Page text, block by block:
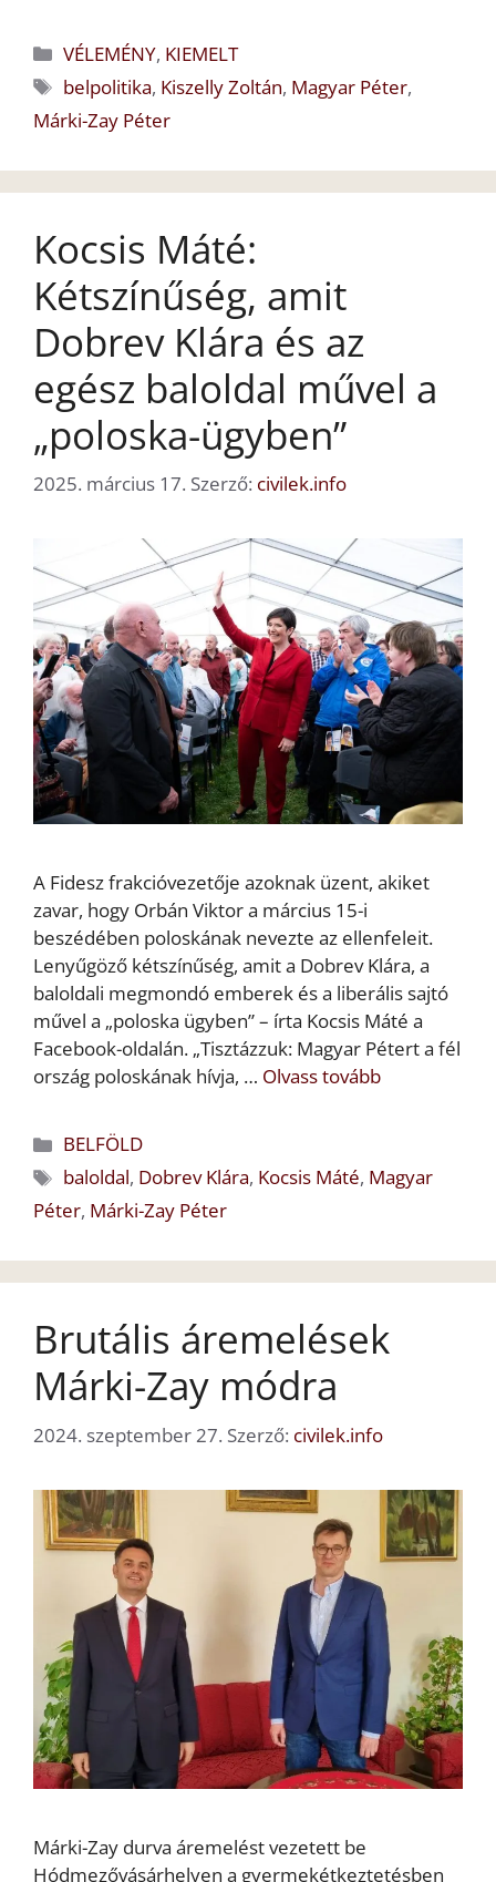
Kategória
VÉLEMÉNY, KIEMELT
Címkék
belpolitika, Kiszelly Zoltán, Magyar Péter,
Márki-Zay Péter
Kocsis Máté:
Kétszínűség, amit
Dobrev Klára és az
egész baloldal művel a
„poloska-ügyben”
2025. március 17. Szerző: civilek.info
A Fidesz frakcióvezetője azoknak üzent, akiket
zavar, hogy Orbán Viktor a március 15-i
beszédében poloskának nevezte az ellenfeleit.
Lenyűgöző kétszínűség, amit a Dobrev Klára, a
baloldali megmondó emberek és a liberális sajtó
művel a „poloska ügyben” – írta Kocsis Máté a
Facebook-oldalán. „Tisztázzuk: Magyar Pétert a fél
ország poloskának hívja, … Olvass tovább
Kategória
BELFÖLD
Címkék
baloldal, Dobrev Klára, Kocsis Máté, Magyar
Péter, Márki-Zay Péter
Brutális áremelések
Márki-Zay módra
2024. szeptember 27. Szerző: civilek.info
Márki-Zay durva áremelést vezetett be
Hódmezővásárhelyen a gyermekétkeztetésben